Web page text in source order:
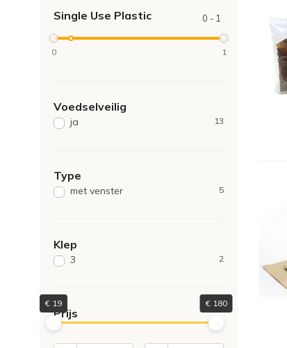
pet/60 micron cpp
80 grams kraft/12 micron
pet/80 micron cpp
Single Use Plastic 0 - 1
0 1
Voedselveilig
ja 13
Type
met venster 5
Klep
3 2
Prijs
€ 19 € 180